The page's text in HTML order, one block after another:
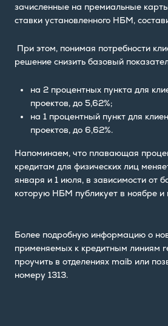
зачисленные на премиальные
ставки установленного НБМ,
При этом, понимая потребности
решение снизить базовый
на 2 процентных пункта для
проектов, до 5,62%;
на 1 процентный пункт для
проектов, до 6,62%.
Напоминаем, что плавающая
кредитам для физических лиц
января и 1 июля, в зависимости от
которую НБМ публикует в ноябре и
Более подробную информацию о
применяемых к кредитным линиям
проучить в отделениях maib или
номеру 1313.